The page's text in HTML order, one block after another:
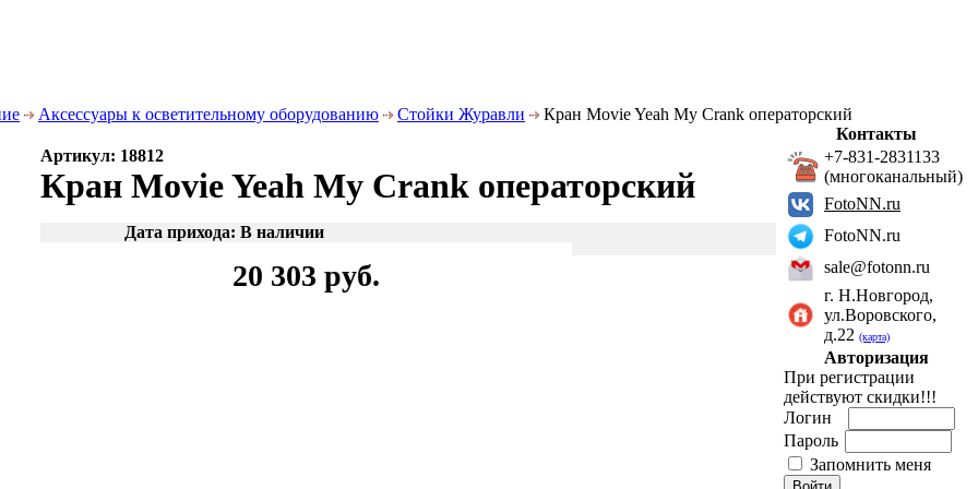
Аксессуары к осветительному оборудованию Стойки Журавли Кран Movie Yeah My Crank операторский
Артикул: 18812
Кран Movie Yeah My Crank операторский
Дата прихода: В наличии
20 303 руб.
Контакты
+7-831-2831133
(многоканальный)
FotoNN.ru
FotoNN.ru
sale@fotonn.ru
г. Н.Новгород,
ул.Воровского,
д.22 (карта)
Авторизация
При регистрации
действуют скидки!!!
Логин
Пароль
Запомнить меня